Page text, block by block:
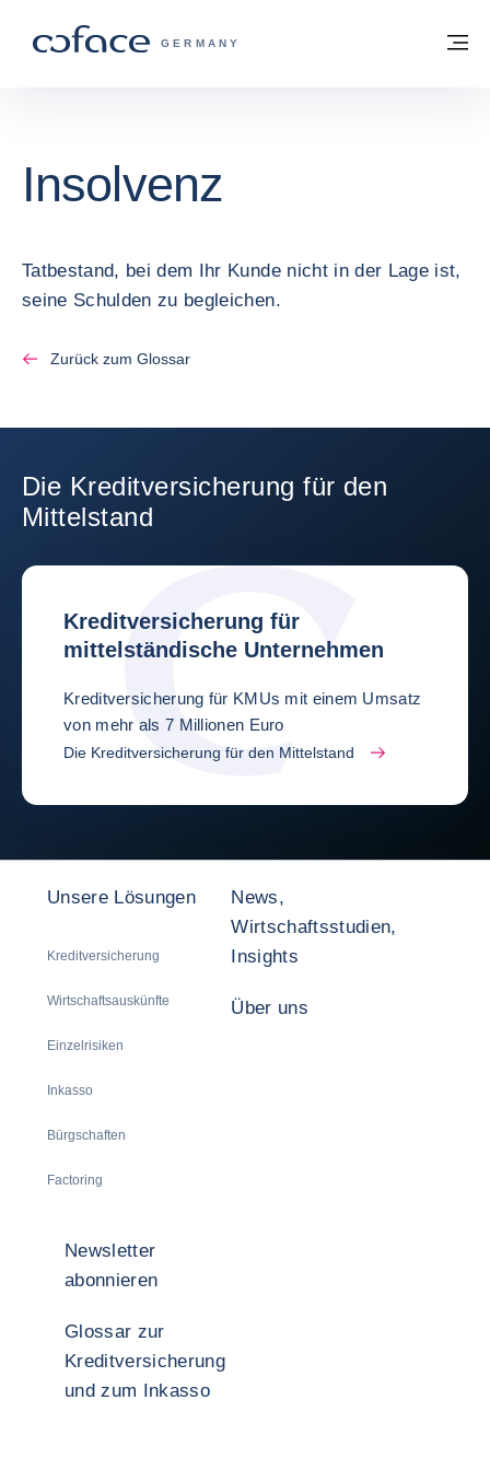
COFACE FOR TRADE - WEBSEITE DER
GERMANY
Zurück zur Startseite
Insolvenz
Tatbestand, bei dem Ihr Kunde nicht in der Lage ist,
seine Schulden zu begleichen.
Zurück zum Glossar
Die Kreditversicherung für den
Mittelstand
Kreditversicherung für
mittelständische Unternehmen
Kreditversicherung für KMUs mit einem Umsatz
von mehr als 7 Millionen Euro
Die Kreditversicherung für den Mittelstand
Unsere Lösungen
Kreditversicherung
Wirtschaftsauskünfte
Einzelrisiken
Inkasso
Bürgschaften
Factoring
News,
Wirtschaftsstudien,
Insights
Über uns
Newsletter
abonnieren
Glossar zur
Kreditversicherung
und zum Inkasso